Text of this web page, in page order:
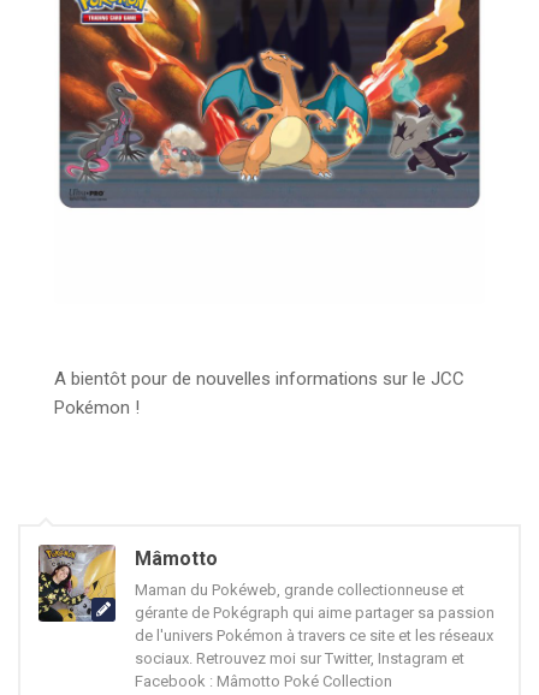
A bientôt pour de nouvelles informations sur le JCC
Pokémon !
Mâmotto
Maman du Pokéweb, grande collectionneuse et
gérante de Pokégraph qui aime partager sa passion
de l'univers Pokémon à travers ce site et les réseaux
sociaux. Retrouvez moi sur Twitter, Instagram et
Facebook : Mâmotto Poké Collection